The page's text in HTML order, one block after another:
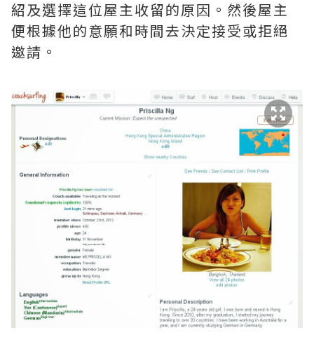
紹及選擇這位屋主收留的原因。然後屋主
便根據他的意願和時間去決定接受或拒絕
邀請。